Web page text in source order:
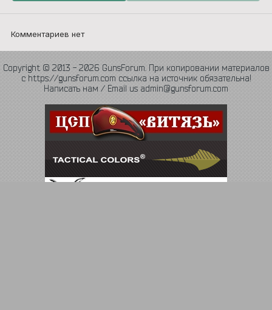
Комментариев нет
Copyright © 2013 - 2026 GunsForum. При копировании материалов
с https://gunsforum.com ссылка на источник обязательна!
Написать нам / Email us admin@gunsforum.com